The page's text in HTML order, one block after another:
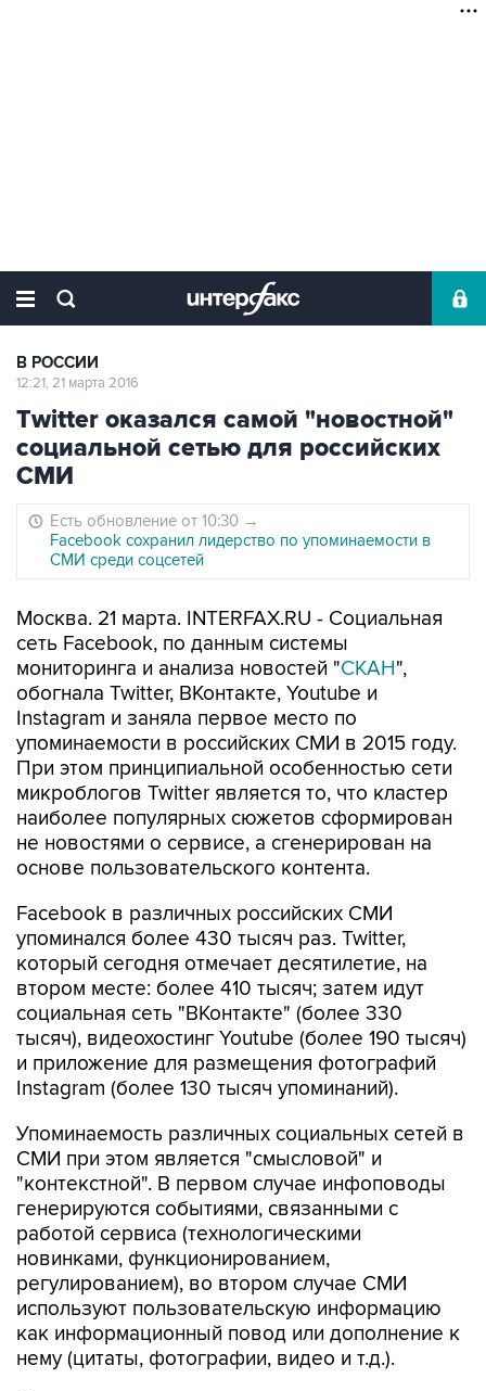
В РОССИИ
12:21, 21 марта 2016
Twitter оказался самой "новостной"
социальной сетью для российских
СМИ
Есть обновление от 10:30 →
Facebook сохранил лидерство по упоминаемости в
СМИ среди соцсетей
Москва. 21 марта. INTERFAX.RU - Социальная
сеть Facebook, по данным системы
мониторинга и анализа новостей "СКАН",
обогнала Twitter, ВКонтакте, Youtube и
Instagram и заняла первое место по
упоминаемости в российских СМИ в 2015 году.
При этом принципиальной особенностью сети
микроблогов Twitter является то, что кластер
наиболее популярных сюжетов сформирован
не новостями о сервисе, а сгенерирован на
основе пользовательского контента.
Facebook в различных российских СМИ
упоминался более 430 тысяч раз. Twitter,
который сегодня отмечает десятилетие, на
втором месте: более 410 тысяч; затем идут
социальная сеть "ВКонтакте" (более 330
тысяч), видеохостинг Youtube (более 190 тысяч)
и приложение для размещения фотографий
Instagram (более 130 тысяч упоминаний).
Упоминаемость различных социальных сетей в
СМИ при этом является "смысловой" и
"контекстной". В первом случае инфоповоды
генерируются событиями, связанными с
работой сервиса (технологическими
новинками, функционированием,
регулированием), во втором случае СМИ
используют пользовательскую информацию
как информационный повод или дополнение к
нему (цитаты, фотографии, видео и т.д.).